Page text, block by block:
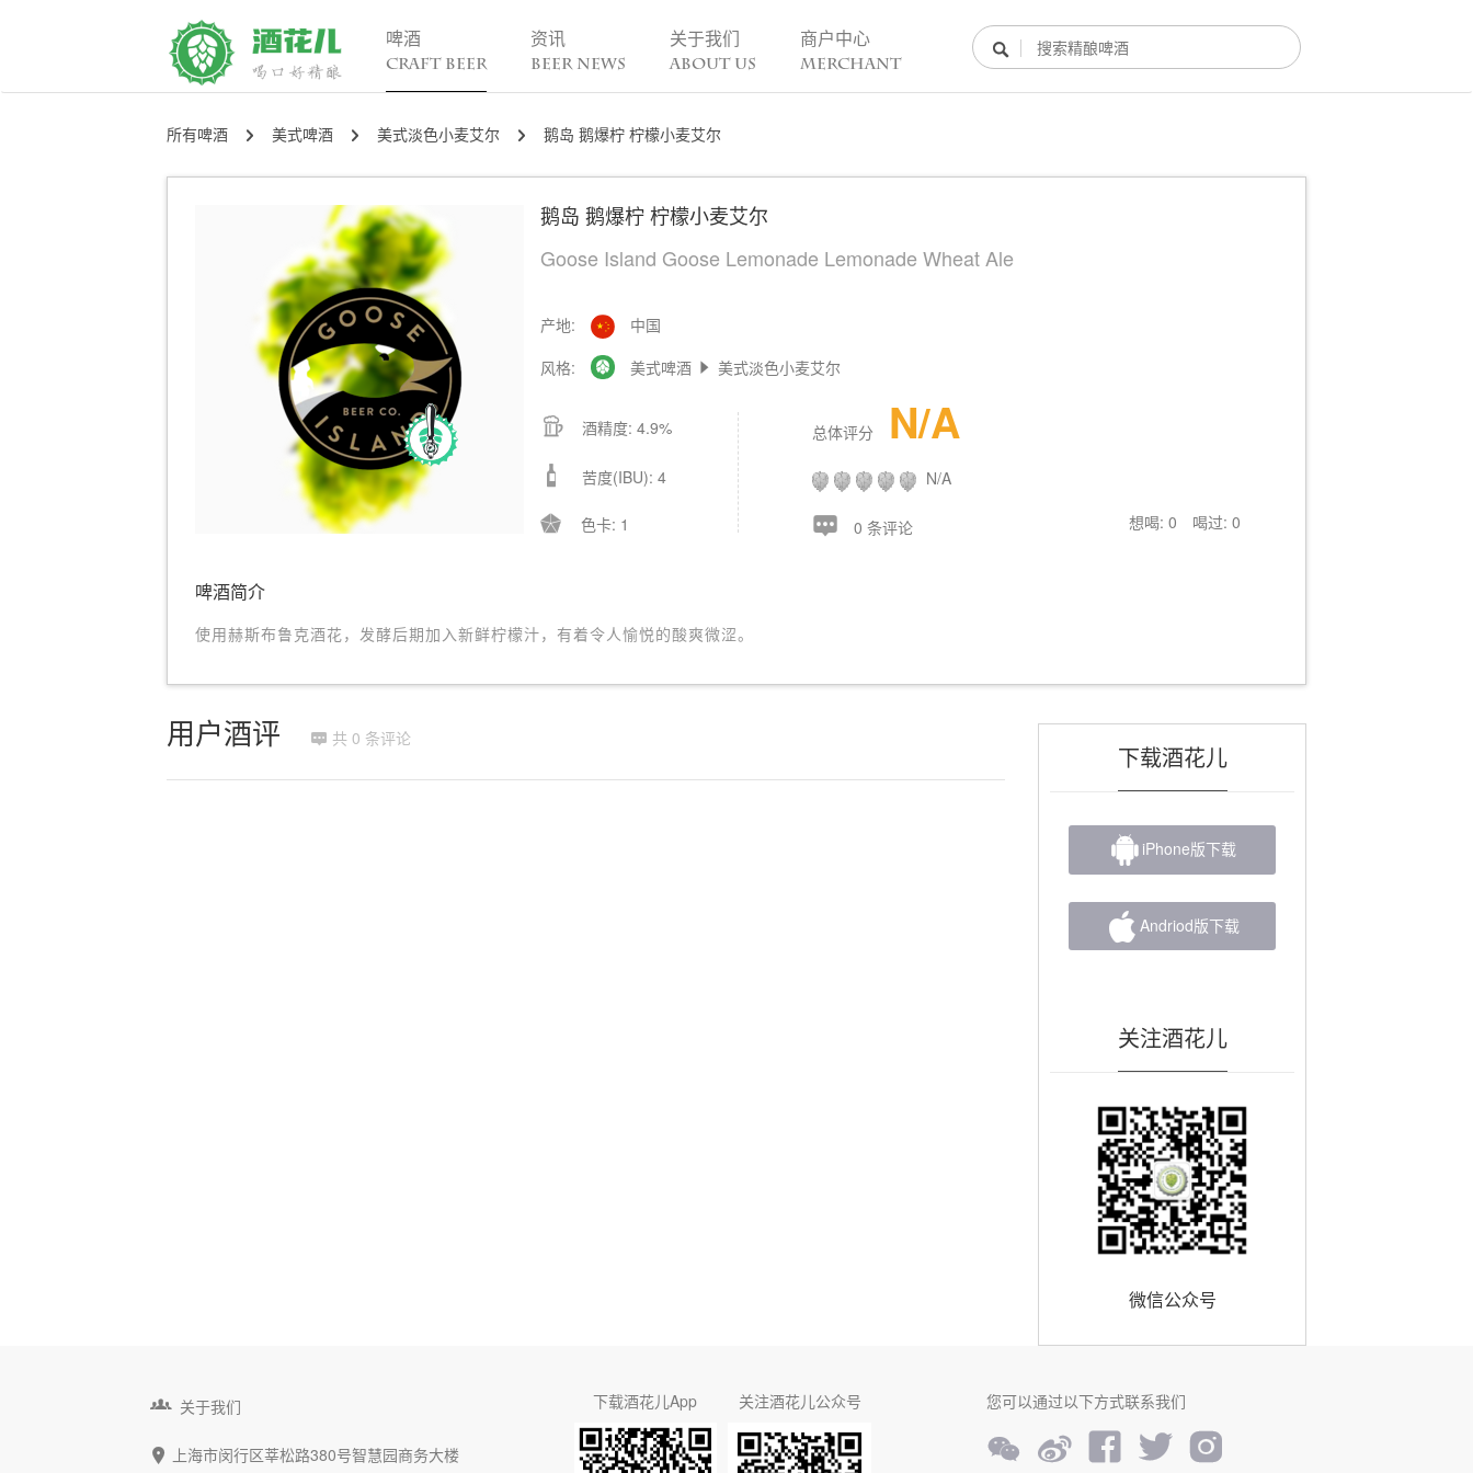
啤酒
CRAFT BEER
资讯
BEER NEWS
关于我们
ABOUT US
商户中心
MERCHANT

精酿百科
入门
考试认证
行业动态
行业新闻
热点趣闻
今日热点
趣谈精酿
脑洞创意
一周活动
酿酒知识
所有啤酒  美式啤酒  美式淡色小麦艾尔  鹅岛 鹅爆柠 柠檬小麦艾尔
鹅岛 鹅爆柠 柠檬小麦艾尔
Goose Island Goose Lemonade Lemonade Wheat Ale
产地:
中国
风格:
 美式啤酒  美式淡色小麦艾尔
 酒精度: 4.9%
 苦度(IBU): 4
 色卡: 1
总体评分 N/A
N/A
 0 条评论 想喝: 0 喝过: 0
啤酒简介
使用赫斯布鲁克酒花，发酵后期加入新鲜柠檬汁，有着令人愉悦的酸爽微涩。
用户酒评  共 0 条评论
下载酒花儿
 iPhone版下载
 Andriod版下载
关注酒花儿
微信公众号
 关于我们
 上海市闵行区莘松路380号智慧园商务大楼
下载酒花儿App 关注酒花儿公众号 您可以通过以下方式联系我们
    